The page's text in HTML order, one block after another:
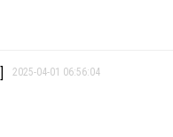
2025-04-01 06:56:04